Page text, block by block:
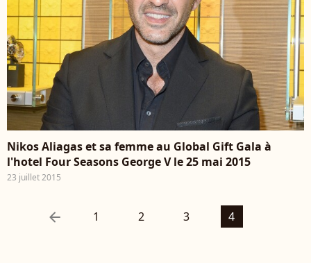
Nikos Aliagas et sa femme au Global Gift Gala à
l'hotel Four Seasons George V le 25 mai 2015
23 juillet 2015
arrow_left 1 2 3 4